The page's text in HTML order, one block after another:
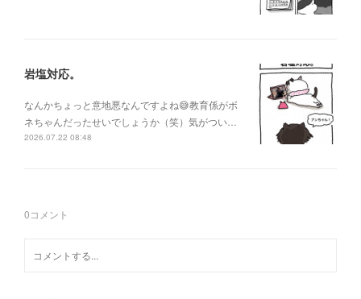
岩塩対応。
なんかちょっと意地悪なんですよね😅教育係がボ
ネちゃんだったせいでしょうか（笑）気がつい…
2026.07.22 08:48
0コメント